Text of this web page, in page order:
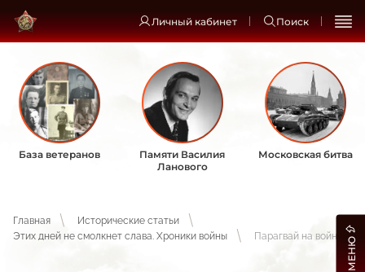
Личный кабинет Поиск
База ветеранов
Памяти Василия
Ланового
Московская битва
Главная
Исторические статьи
Этих дней не смолкнет слава. Хроники войны
Парагвай на войне МЕНЮ